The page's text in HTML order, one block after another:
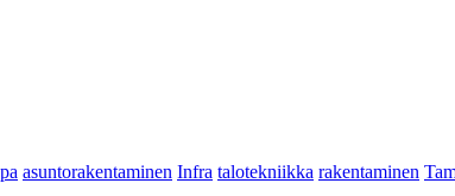
asuntorakentaminen Infra talotekniikka rakentaminen